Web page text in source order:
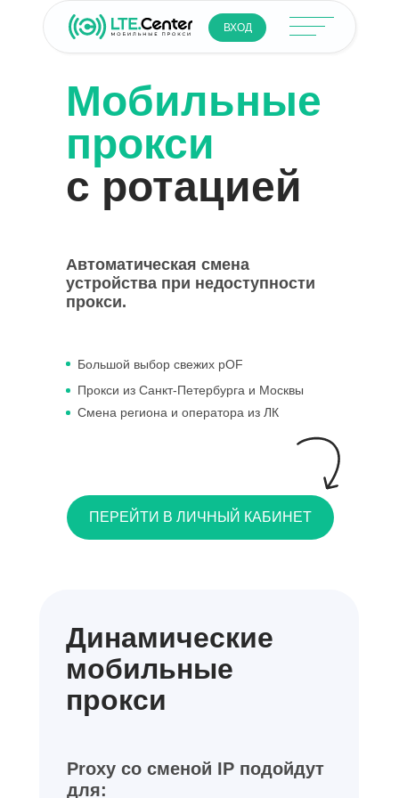
ВХОД
Мобильные
прокси
с ротацией
Автоматическая смена
устройства при недоступности
прокси.
Большой выбор свежих pOF
Прокси из Санкт-Петербурга и Москвы
Смена региона и оператора из ЛК
ПЕРЕЙТИ В ЛИЧНЫЙ КАБИНЕТ
Динамические
мобильные
прокси
Proxy со сменой IP подойдут
для: